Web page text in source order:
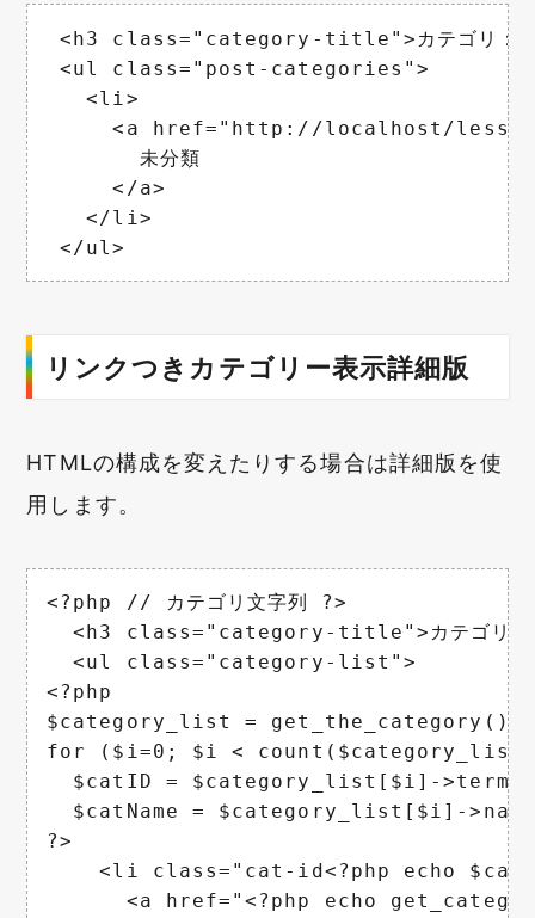
<h3 class="category-title">カテゴリ：
<ul class="post-categories">
   <li>
<a href="http://localhost/
       未分類
     </a>
   </li>
</ul>
リンクつきカテゴリー表示詳細版
HTMLの構成を変えたりする場合は詳細版を使
用します。
<?php // カテゴリ文字列 ?>
<h3 class="category-title">カテゴリ
  <ul class="category-list">
<?php
$category_list = get_the_category();
for ($i=0; $i <
$catID = $category_list[$i]-
$catName = $category_list[$i]-
?>
<li class="cat-id<?php echo
<a href="<?php echo